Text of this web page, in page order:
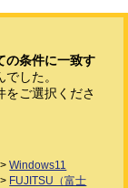
の条件に一致す
した。
をご選択くださ
>Windows11
FUJITSU（富士